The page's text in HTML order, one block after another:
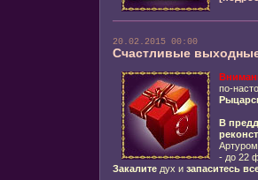
20.02.2015 00:00
Счастливые
по-
В
Артуром
- до 22
Закалитедух и запаситесь